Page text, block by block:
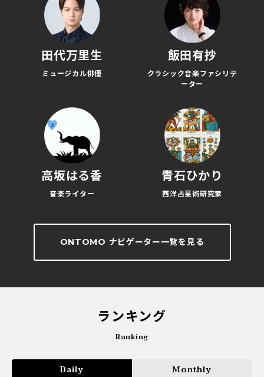
田代万里生
ミュージカル俳優
飯田有抄
クラシック音楽ファシリテ
ーター
高坂はる香
音楽ライター
青石ひかり
西洋占星術研究家
ONTOMO ナビゲーター一覧を見る
ランキング
Ranking
Daily Monthly